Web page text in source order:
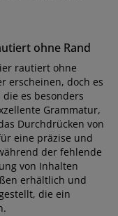
ohne Rand
rautiert ohne
erscheinen, doch es
es besonders
Grammatur,
Durchdrücken von
eine präzise und
der fehlende
von Inhalten
erhältlich und
die ein